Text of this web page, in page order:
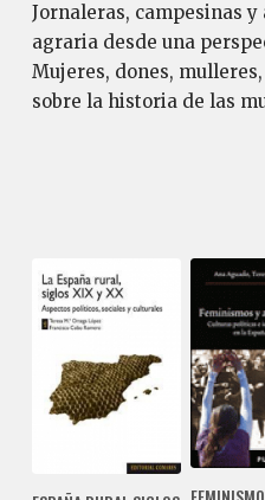
Jornaleras, campesinas
agraria desde una
Mujeres, dones,
sobre la historia de las